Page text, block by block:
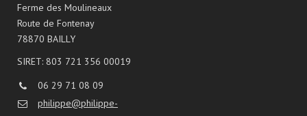
Ferme des Moulineaux
Route de Fontenay
78870 BAILLY
SIRET: 803 721 356 00019
06 29 71 08 09
philippe@philippe-